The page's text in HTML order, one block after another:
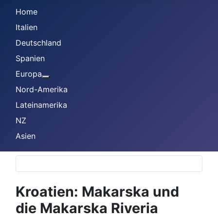
Home
Italien
Deutschland
Spanien
Europa
Nord-Amerika
Lateinamerika
NZ
Asien
Kroatien: Makarska und
die Makarska Riveria